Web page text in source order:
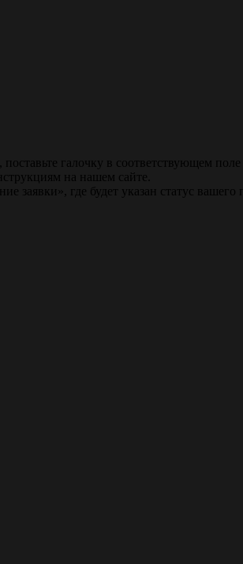
галочку в соответствующем
на нашем сайте.
заявки», где будет указан статус вашего